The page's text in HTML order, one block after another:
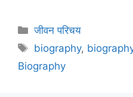
Categories
जीवन परिचय
Tags
biography,
Biography